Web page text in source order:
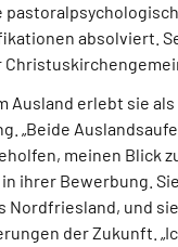
absolviert.
Ausland erlebt sie als
„Beide
meinen Blick
ihrer Bewerbung.
Nordfriesland, und
der Zukunft.